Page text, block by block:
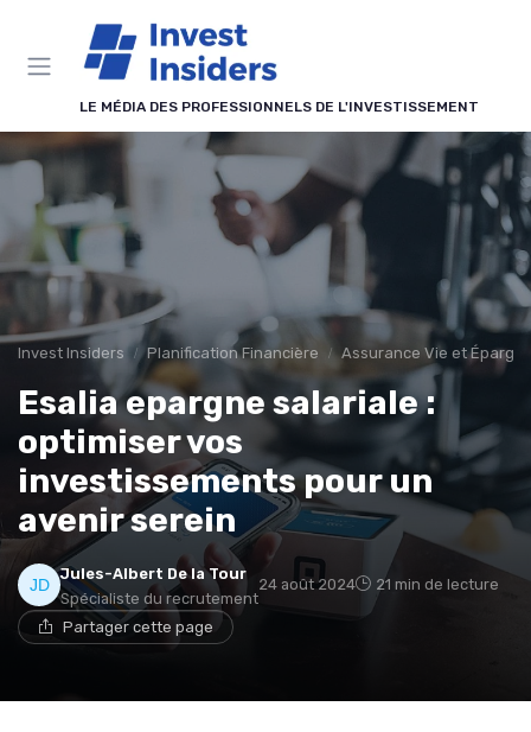
LE MÉDIA DES PROFESSIONNELS DE L'INVESTISSEMENT
Invest Insiders Planification Financière Assurance Vie et
Esalia epargne salariale :
optimiser vos
investissements pour un
avenir serein
Jules-Albert De la Tour
Spécialiste du recrutement
24 août 2024 21 min de lecture
Partager cette page